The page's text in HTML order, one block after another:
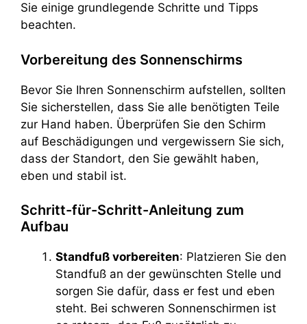
Sie einige grundlegende Schritte und Tipps
beachten.
Vorbereitung des Sonnenschirms
Bevor Sie Ihren Sonnenschirm aufstellen, sollten
Sie sicherstellen, dass Sie alle benötigten Teile
zur Hand haben. Überprüfen Sie den Schirm
auf Beschädigungen und vergewissern Sie sich,
dass der Standort, den Sie gewählt haben,
eben und stabil ist.
Schritt-für-Schritt-Anleitung zum
Aufbau
Standfuß vorbereiten: Platzieren Sie den
Standfuß an der gewünschten Stelle und
sorgen Sie dafür, dass er fest und eben
steht. Bei schweren Sonnenschirmen ist